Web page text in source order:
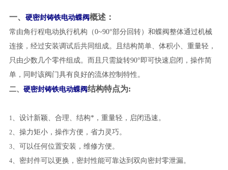
一、 硬密封铸铁电动蝶阀概述：
常由角行程电动执行机构（0~90°部分回转）和蝶阀整体通过机械
连接，经过安装调试后共同组成。且结构简单、体积小、重量轻，
只由少数几个零件组成。而且只需旋转90° 即可快速启闭，操作简
单，同时该阀门具有良好的流体控制特性。
二、 硬密封铸铁电动蝶阀结构特点为:
1 、设计新颖、合理、结构*，重量轻，启闭迅速。
2、操力矩小，操作方便，省力灵巧。
3、可以任何位置安装，维修方便。
4、密封件可以更换，密封性能可靠达到双向密封零泄漏。